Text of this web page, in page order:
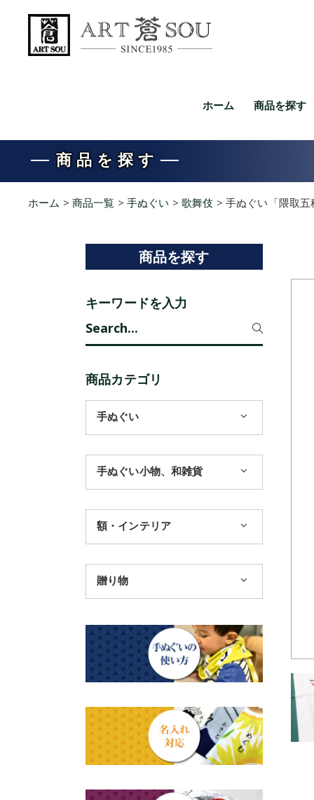
ホーム 商品を探す
商品を探す
ホーム > 商品一覧 > 手ぬぐい >歌舞伎 > 手ぬぐい「隈取五
商品を探す
キーワードを入力
Search
商品カテゴリ
手ぬぐい
3,300円まで
11,000円まで
季節のおすすめ
浮世絵・名画名作・古典
四季
手ぬぐい小物、和雑貨
扇子
トートバッグ
赤ちゃん甚平
チーフ・風呂敷
ステーショナリー
額・インテリア
TokyoTokyo選定商品
タペストリー・掛軸・パネル
額
贈り物
母の日ギフト
結婚祝い